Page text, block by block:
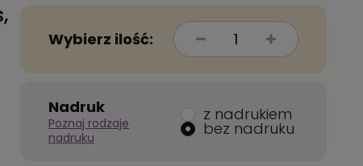
Wybierz ilość:
Nadruk
Poznaj rodzaje
nadruku
z nadrukiem
bez nadruku